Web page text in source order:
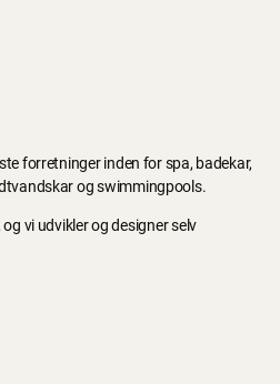
forretninger inden for spa, badekar,
og swimmingpools.
vi udvikler og designer selv